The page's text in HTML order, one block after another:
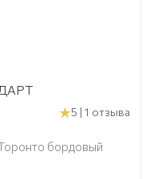
5 | 1 отзыва
бордовый